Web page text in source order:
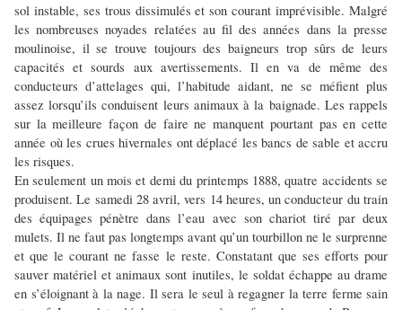
sol instable, ses trous dissimulés et son courant imprévisible. Malgré
les nombreuses noyades relatées au fil des années dans la presse
moulinoise, il se trouve toujours des baigneurs trop sûrs de leurs
capacités et sourds aux avertissements. Il en va de même des
conducteurs d’attelages qui, l’habitude aidant, ne se méfient plus
assez lorsqu’ils conduisent leurs animaux à la baignade. Les rappels
sur la meilleure façon de faire ne manquent pourtant pas en cette
année où les crues hivernales ont déplacé les bancs de sable et accru
les risques.
En seulement un mois et demi du printemps 1888, quatre accidents se
produisent. Le samedi 28 avril, vers 14 heures, un conducteur du train
des équipages pénètre dans l’eau avec son chariot tiré par deux
mulets. Il ne faut pas longtemps avant qu’un tourbillon ne le surprenne
et que le courant ne fasse le reste. Constatant que ses efforts pour
sauver matériel et animaux sont inutiles, le soldat échappe au drame
en s’éloignant à la nage. Il sera le seul à regagner la terre ferme sain